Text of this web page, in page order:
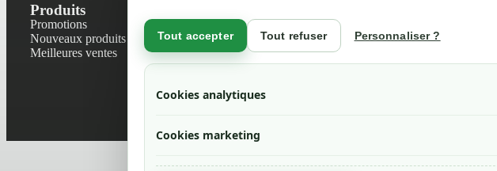
Tout accepter Tout refuser Personnaliser ?
Cookies analytiques
Cookies marketing
Produits
Promotions
Nouveaux produits
Meilleures ventes
Contactez-nous
Plan du site
Magasin
Mentions légales